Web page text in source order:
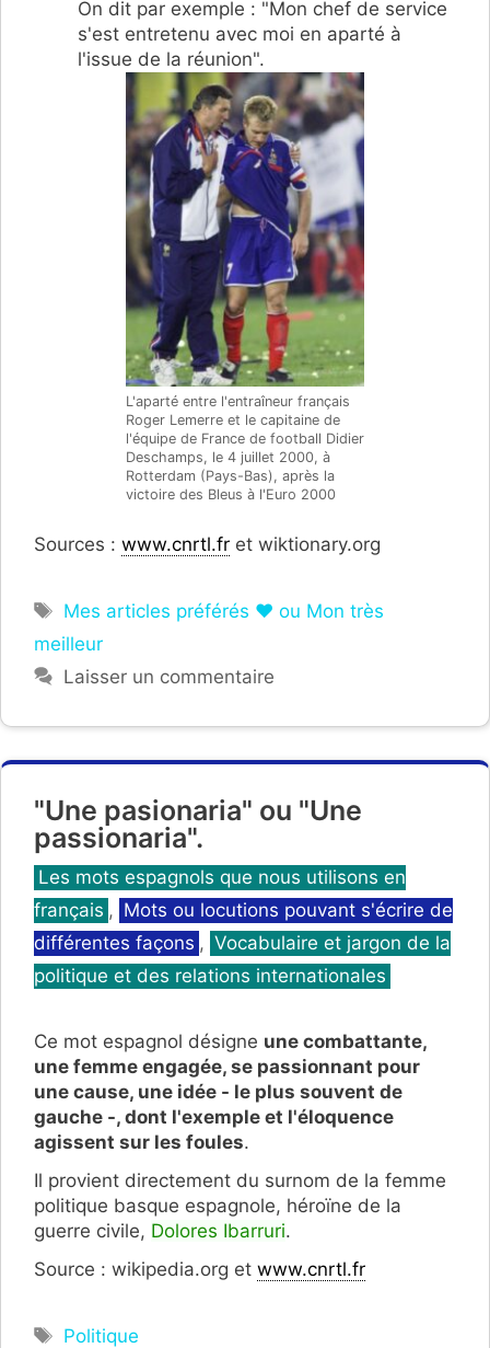
On dit par exemple : "Mon chef de service
s'est entretenu avec moi en aparté à
l'issue de la réunion".
L'aparté entre l'entraîneur français
Roger Lemerre et le capitaine de
l'équipe de France de football Didier
Deschamps, le 4 juillet 2000, à
Rotterdam (Pays-Bas), après la
victoire des Bleus à l'Euro 2000
Sources : www.cnrtl.fr et wiktionary.org
Étiquettes
Mes articles préférés ❤ ou Mon très
meilleur
Laisser un commentaire
"Une pasionaria" ou "Une
passionaria".
Catégories
Les mots espagnols que nous utilisons en
français , Mots ou locutions pouvant s'écrire de
différentes façons , Vocabulaire et jargon de la
politique et des relations internationales
Ce mot espagnol désigne une combattante,
une femme engagée, se passionnant pour
une cause, une idée - le plus souvent de
gauche -, dont l'exemple et l'éloquence
agissent sur les foules.
Il provient directement du surnom de la femme
politique basque espagnole, héroïne de la
guerre civile, Dolores Ibarruri.
Source : wikipedia.org et www.cnrtl.fr
Étiquettes
Politique